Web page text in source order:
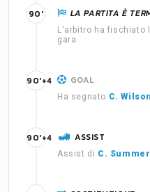
LA PARTITA È
L'arbitro ha fischiato
gara.
90'
GOAL
Ha segnato C. Wilson
90'+4
ASSIST
Assist di C.
90'+4